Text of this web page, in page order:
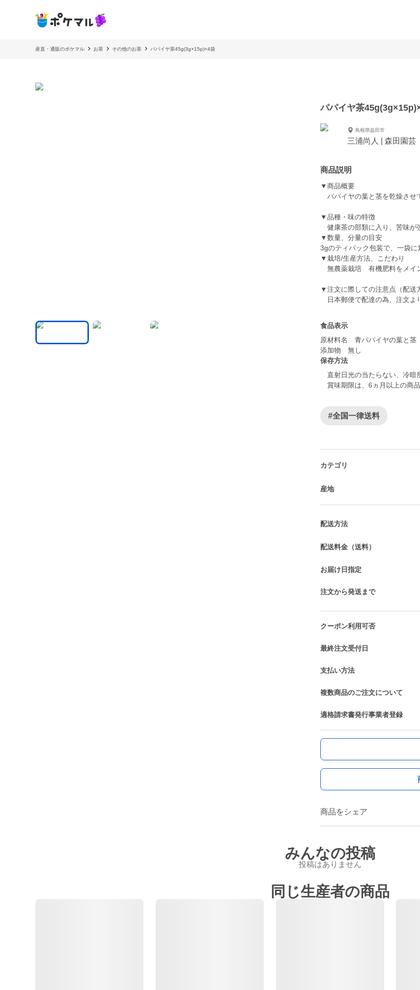
産直・通販のポケマル お茶 その他のお茶 パパイヤ茶45g(3g×15p)×4袋
パパイヤ茶
島根県益田市
三浦尚人 | 森田園芸
商品説明
▼商品概要
パパイヤの葉と茎を乾燥させ
▼品種・味の特徴
健康茶の部類に入り、苦味が
▼数量、分量の目安
3gのティパック包装で、一袋に
▼栽培/生産方法、こだわり
無農薬栽培 有機肥料をメイ
▼注文に際しての注意点（配送
食品表示
原材料名 青パパイヤの葉と茎
保存方法
直射日光の当たらない、冷暗
#全国一律送料
カテゴリ
産地
配送方法
配送料金（送料）
お届け日指定
注文から発送まで
クーポン利用可否
最終注文受付日
支払い方法
複数商品のご注文について
適格請求書発行事業者登録
商品をシェア
みんなの投稿
投稿はありません
同じ生産者の商品